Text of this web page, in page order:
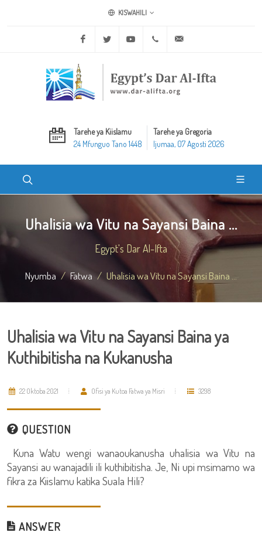
KISWAHILI
Facebook Twitter Youtube +20 2 25970400
Tarehe ya Kiislamu
24 Mfunguo Tano 1448
Tarehe ya Gregoria
Ijumaa, 07 Agosti 2026
Uhalisia wa Vitu na Sayansi Baina ...
Egypt's Dar Al-Ifta
Nyumba Fatwa Uhalisia wa Vitu na Sayansi Baina ...
Uhalisia wa Vitu na Sayansi Baina ya
Kuthibitisha na Kukanusha
22 Oktoba 2021 Ofisi ya Kutoa Fatwa ya Misri 3298
QUESTION
Kuna Watu wengi wanaoukanusha uhalisia wa Vitu na
Sayansi au wanajadili ili kuthibitisha. Je, Ni upi msimamo wa
fikra za Kiislamu katika Suala Hili?
ANSWER